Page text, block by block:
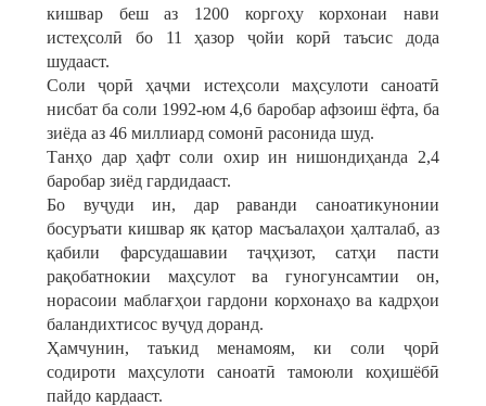
кишвар беш аз 1200 коргоҳу корхонаи нави
истеҳсолӣ бо 11 ҳазор ҷойи корӣ таъсис дода
шудааст.
Соли ҷорӣ ҳаҷми истеҳсоли маҳсулоти саноатӣ
нисбат ба соли 1992-юм 4,6 баробар афзоиш ёфта, ба
зиёда аз 46 миллиард сомонӣ расонида шуд.
Танҳо дар ҳафт соли охир ин нишондиҳанда 2,4
баробар зиёд гардидааст.
Бо вуҷуди ин, дар раванди саноатикунонии
босуръати кишвар як қатор масъалаҳои ҳалталаб, аз
қабили фарсудашавии таҷҳизот, сатҳи пасти
рақобатнокии маҳсулот ва гуногунсамтии он,
норасоии маблағҳои гардони корхонаҳо ва кадрҳои
баландихтисос вуҷуд доранд.
Ҳамчунин, таъкид менамоям, ки соли ҷорӣ
содироти маҳсулоти саноатӣ тамоюли коҳишёбӣ
пайдо кардааст.